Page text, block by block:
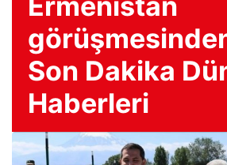
Son Dakika
Haberleri